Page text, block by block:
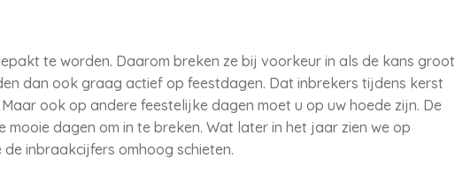
te worden. Daarom breken ze bij voorkeur in als de kans groot
dan ook graag actief op feestdagen. Dat inbrekers tijdens kerst
ook op andere feestelijke dagen moet u op uw hoede zijn. De
dagen om in te breken. Wat later in het jaar zien we op
inbraakcijfers omhoog schieten.